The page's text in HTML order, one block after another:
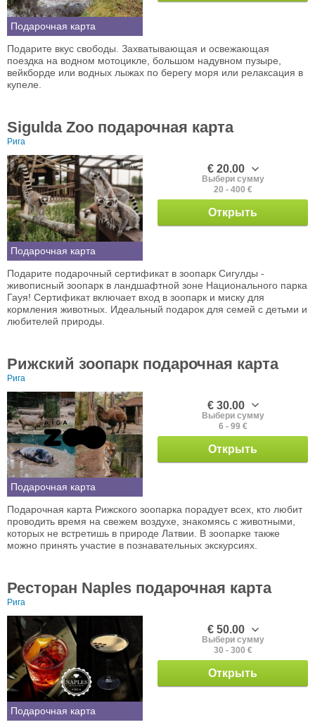
Подарочная карта
Подарите вкус свободы. Захватывающая и освежающая
поездка на водном мотоцикле, большом надувном пузыре,
вейкборде или водных лыжах по берегу моря или релаксация в
купеле.
Sigulda Zoo подарочная карта
Рига
Подарочная карта
€ 20.00
Выбери сумму
20 - 400 €
Открыть
Подарите подарочный сертификат в зоопарк Сигулды -
живописный зоопарк в ландшафтной зоне Национального парка
Гауя! Сертификат включает вход в зоопарк и миску для
кормления животных. Идеальный подарок для семей с детьми и
любителей природы.
Рижский зоопарк подарочная карта
Рига
Подарочная карта
€ 30.00
Выбери сумму
6 - 99 €
Открыть
Подарочная карта Рижского зоопарка порадует всех, кто любит
проводить время на свежем воздухе, знакомясь с животными,
которых не встретишь в природе Латвии. В зоопарке также
можно принять участие в познавательных экскурсиях.
Ресторан Naples подарочная карта
Рига
Подарочная карта
€ 50.00
Выбери сумму
30 - 300 €
Открыть